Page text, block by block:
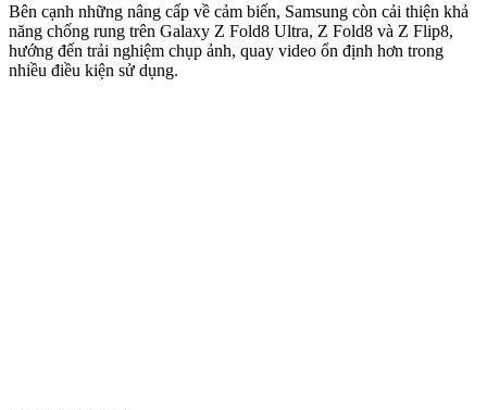
Bên cạnh những nâng cấp về cảm biến, Samsung còn cải thiện khả
năng chống rung trên Galaxy Z Fold8 Ultra, Z Fold8 và Z Flip8,
hướng đến trải nghiệm chụp ảnh, quay video ổn định hơn trong
nhiều điều kiện sử dụng.